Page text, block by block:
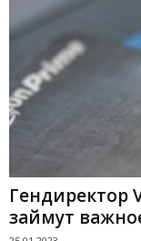
Гендиректор
займут